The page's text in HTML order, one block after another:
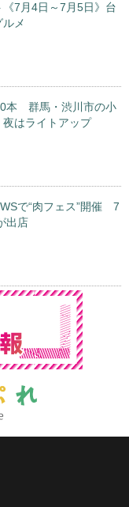
7月4日～7月5日》台
メ
本 群馬・渋川市の小
はライトアップ
で“肉フェス”開催 7
出店